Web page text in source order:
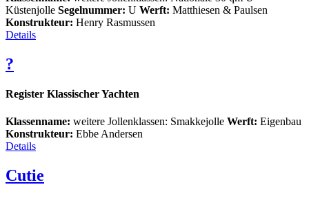
Küstenjolle Segelnummer: U Werft: Matthiesen & Paulsen
Konstrukteur: Henry Rasmussen
Details
?
Register Klassischer Yachten
Klassenname: weitere Jollenklassen: Smakkejolle Werft: Eigenbau
Konstrukteur: Ebbe Andersen
Details
Cutie